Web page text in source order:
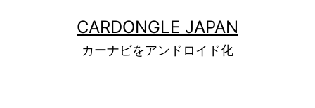
CARDONGLE JAPAN
カーナビをアンドロイド化